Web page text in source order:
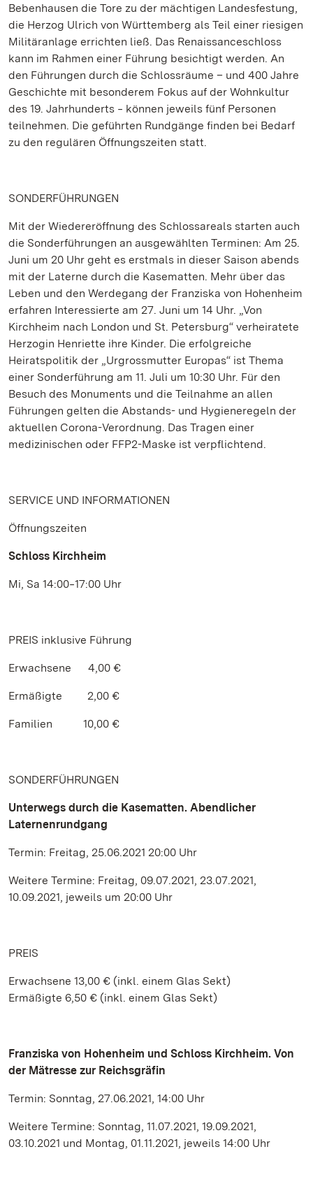
Bebenhausen die Tore zu der mächtigen Landesfestung,
die Herzog Ulrich von Württemberg als Teil einer riesigen
Militäranlage errichten ließ. Das Renaissanceschloss
kann im Rahmen einer Führung besichtigt werden. An
den Führungen durch die Schlossräume – und 400 Jahre
Geschichte mit besonderem Fokus auf der Wohnkultur
des 19. Jahrhunderts ‒ können jeweils fünf Personen
teilnehmen. Die geführten Rundgänge finden bei Bedarf
zu den regulären Öffnungszeiten statt.
SONDERFÜHRUNGEN
Mit der Wiedereröffnung des Schlossareals starten auch
die Sonderführungen an ausgewählten Terminen: Am 25.
Juni um 20 Uhr geht es erstmals in dieser Saison abends
mit der Laterne durch die Kasematten. Mehr über das
Leben und den Werdegang der Franziska von Hohenheim
erfahren Interessierte am 27. Juni um 14 Uhr. „Von
Kirchheim nach London und St. Petersburg“ verheiratete
Herzogin Henriette ihre Kinder. Die erfolgreiche
Heiratspolitik der „Urgrossmutter Europas“ ist Thema
einer Sonderführung am 11. Juli um 10:30 Uhr. Für den
Besuch des Monuments und die Teilnahme an allen
Führungen gelten die Abstands- und Hygieneregeln der
aktuellen Corona-Verordnung. Das Tragen einer
medizinischen oder FFP2-Maske ist verpflichtend.
SERVICE UND INFORMATIONEN
Öffnungszeiten
Schloss Kirchheim
Mi, Sa 14:00‒17:00 Uhr
PREIS inklusive Führung
Erwachsene 4,00 €
Ermäßigte 2,00 €
Familien 10,00 €
SONDERFÜHRUNGEN
Unterwegs durch die Kasematten. Abendlicher
Laternenrundgang
Termin: Freitag, 25.06.2021 20:00 Uhr
Weitere Termine: Freitag, 09.07.2021, 23.07.2021,
10.09.2021, jeweils um 20:00 Uhr
PREIS
Erwachsene 13,00 € (inkl. einem Glas Sekt)
Ermäßigte 6,50 € (inkl. einem Glas Sekt)
Franziska von Hohenheim und Schloss Kirchheim. Von
der Mätresse zur Reichsgräfin
Termin: Sonntag, 27.06.2021, 14:00 Uhr
Weitere Termine: Sonntag, 11.07.2021, 19.09.2021,
03.10.2021 und Montag, 01.11.2021, jeweils 14:00 Uhr